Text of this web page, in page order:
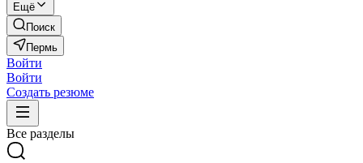
Ещё
Поиск
Пермь
Войти
Войти
Создать резюме
Все разделы